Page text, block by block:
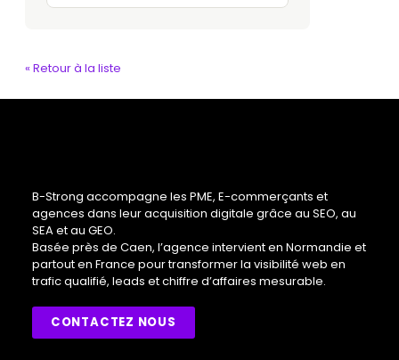
« Retour à la liste
B-Strong accompagne les PME, E-commerçants et
agences dans leur acquisition digitale grâce au SEO, au
SEA et au GEO.
Basée près de Caen, l’agence intervient en Normandie et
partout en France pour transformer la visibilité web en
trafic qualifié, leads et chiffre d’affaires mesurable.
CONTACTEZ NOUS